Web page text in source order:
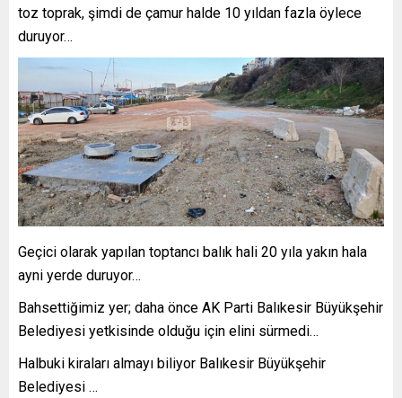
toz toprak, şimdi de çamur halde 10 yıldan fazla öylece
duruyor…
Geçici olarak yapılan toptancı balık hali 20 yıla yakın hala
ayni yerde duruyor…
Bahsettiğimiz yer; daha önce AK Parti Balıkesir Büyükşehir
Belediyesi yetkisinde olduğu için elini sürmedi…
Halbuki kiraları almayı biliyor Balıkesir Büyükşehir
Belediyesi …